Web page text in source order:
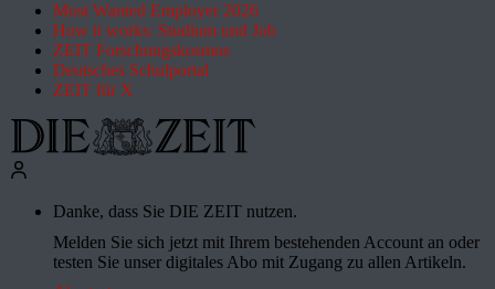
Most Wanted Employer 2026
How it works: Studium und Job
ZEIT Forschungskosmos
Deutsches Schulportal
ZEIT für X
Danke, dass Sie DIE ZEIT nutzen.
Melden Sie sich jetzt mit Ihrem bestehenden Account an oder
testen Sie unser digitales Abo mit Zugang zu allen Artikeln.